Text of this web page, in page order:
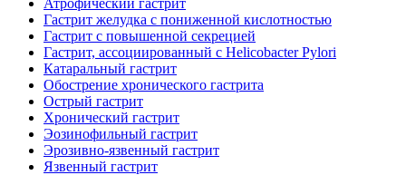
Атрофический гастрит
Гастрит желудка с пониженной кислотностью
Гастрит с повышенной секрецией
Гастрит, ассоциированный с Helicobacter Pylori
Катаральный гастрит
Обострение хронического гастрита
Острый гастрит
Хронический гастрит
Эозинофильный гастрит
Эрозивно-язвенный гастрит
Язвенный гастрит